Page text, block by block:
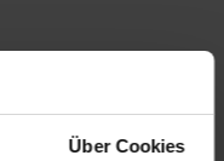
Über Cookies